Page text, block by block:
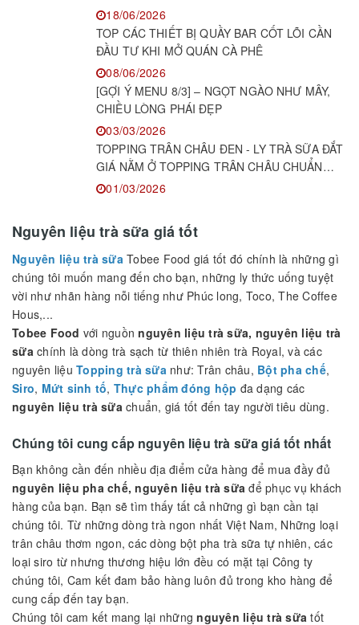
KIẾN THỨC PHA CHẾ
KEM DẺO ĐỂ ĐƯỢC BAO LÂU? CÂU TRẢ LỜI
CÓ THỂ KHIẾN NHIỀU CHỦ QUÁN BẤT NGỜ!
18/06/2026
TOP CÁC THIẾT BỊ QUẦY BAR CỐT LÕI CẦN
ĐẦU TƯ KHI MỞ QUÁN CÀ PHÊ
[GỢI Ý MENU 8/3] – NGỌT NGÀO NHƯ MÂY,
CHIỀU LÒNG PHÁI ĐẸP
03/03/2026
TOPPING TRÂN CHÂU ĐEN - LY TRÀ SỮA ĐẮT
GIÁ NẰM Ở TOPPING TRÂN CHÂU CHUẨN
NGON!
01/03/2026
Nguyên liệu trà sữaTobee Food giá tốt đó chính là những gì
chúng tôi muốn mang đến cho bạn, những ly thức uống tuyệt
vời như nhãn hàng nỗi tiếng như Phúc long, Toco, The Coffee
Hous,...
Tobee Foodvới nguồnnguyên liệu trà sữa, nguyên liệu trà
sữachính là dòng trà sạch từ thiên nhiên trà Royal, và các
nguyên liệuTopping trà sữanhư: Trân châu,Bột pha chế
Siro,Mứt sinh tố, Thực phẩm đóng hộpđa dạng các
nguyên liệu trà sữachuẩn, giá tốt đến tay người tiêu dùng.